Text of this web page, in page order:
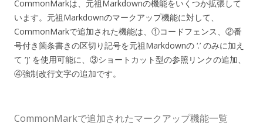
CommonMarkは、元祖Markdownの機能をいくつか拡張して
います。元祖Markdownのマークアップ機能に対して、
CommonMarkで追加された機能は、①コードフェンス、②番
号付き箇条書きの区切り記号を元祖Markdownの ‘.’ のみに加え
て ‘)’ を使用可能に、③ショートカット型の参照リンクの追加、
④強制改行文字の追加です。
CommonMarkで追加されたマークアップ機能一覧